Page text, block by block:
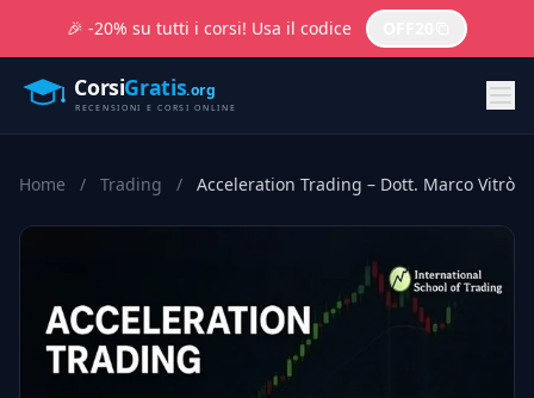
🎉 -20% su tutti i corsi! Usa il codice
Home / Trading / Acceleration Trading – Dott. Marco Vitrò